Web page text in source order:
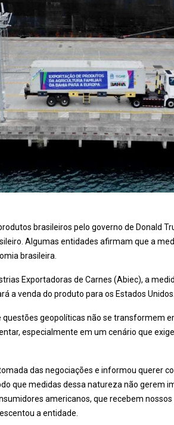
brasileiros pelo governo de Donald
Algumas entidades afirmam que a
brasileira.
Exportadoras de Carnes (Abiec), a
a venda do produto para os Estados Unidos.
questões geopolíticas não se transformem
especialmente em um cenário que
das negociações e informou querer
que medidas dessa natureza não gerem
americanos, que recebem
a entidade.